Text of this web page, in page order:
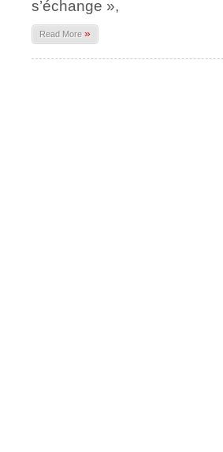
s’échange »,
Read More »